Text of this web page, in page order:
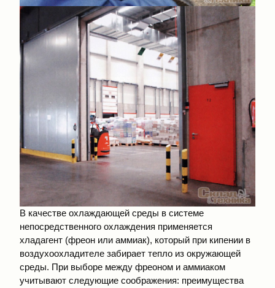
В качестве охлаждающей среды в системе
непосредственного охлаждения применяется
хладагент (фреон или аммиак), который при кипении в
воздухоохладителе забирает тепло из окружающей
среды. При выборе между фреоном и аммиаком
учитывают следующие соображения: преимущества